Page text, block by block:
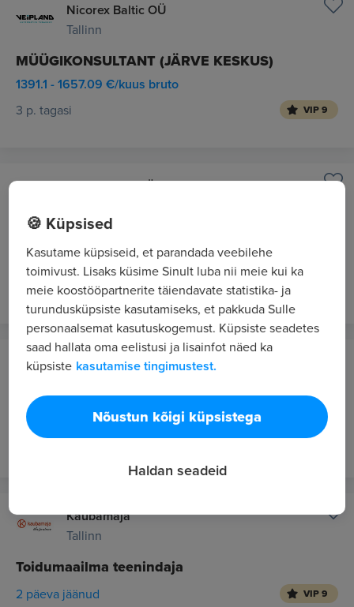
Nicorex Baltic OÜ
Tallinn
MÜÜGIKONSULTANT (JÄRVE KESKUS)
1391.1 - 1657.09 €/kuus bruto
3 p. tagasi VIP 9
Raben Eesti OÜ
MÜÜGIJUHT
Alates 2500 €/kuus bruto
nädal tagasi
Amicum Logistics OÜ
MÜÜGIJUHT
2 näd. tagasi VIP 9
Kaubamaja
Tallinn
Toidumaailma teenindaja
2 päeva jäänud VIP 9
🍪 Küpsised
Kasutame küpsiseid, et parandada veebilehe
toimivust. Lisaks küsime Sinult luba nii meie kui ka
meie koostööpartnerite täiendavate statistika- ja
turundusküpsiste kasutamiseks, et pakkuda Sulle
personaalsemat kasutuskogemust. Küpsiste seadetes
saad hallata oma eelistusi ja lisainfot näed ka
küpsiste kasutamise tingimustest.
Nõustun kõigi küpsistega
Haldan seadeid